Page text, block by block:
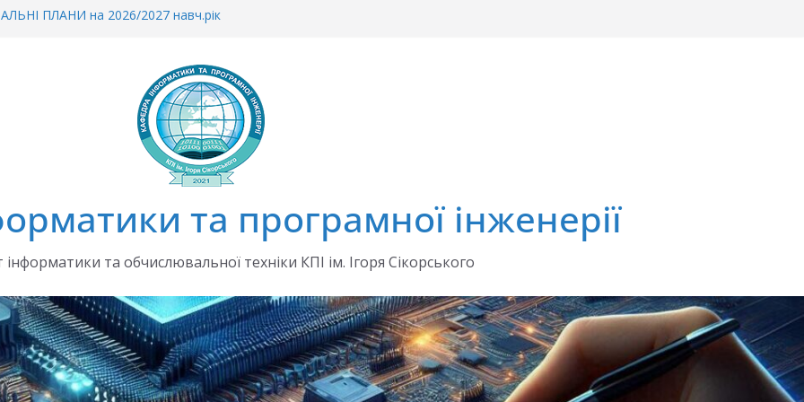
ПЛАНИ на 2026/2027 навч.рік
організовану сесію ЄВІ в 2026 р.
2026/2027 навчальний рік
та програмної інженерії
та обчислювальної техніки КПІ ім. Ігоря Сікорського